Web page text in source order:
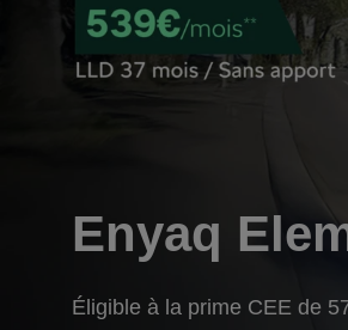
Enyaq
Éligible à la prime CEE de